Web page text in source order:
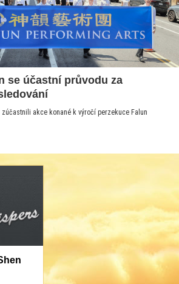
se účastní průvodu za
zúčastnili akce konané k výročí perzekuce Falun